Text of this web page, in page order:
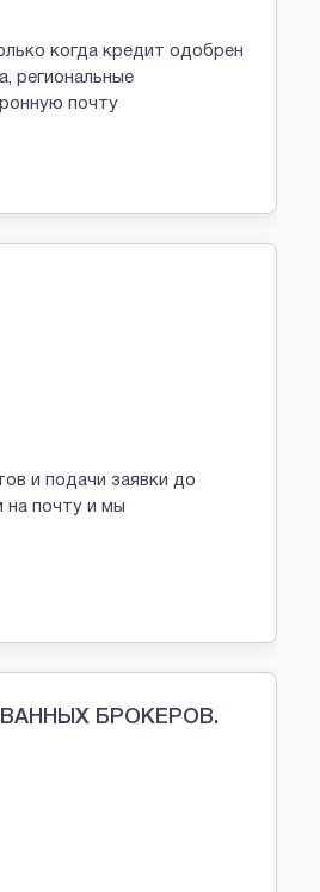
когда кредит одобрен
региональные
почту
и подачи заявки до
на почту и мы
БРОКЕРОВ.